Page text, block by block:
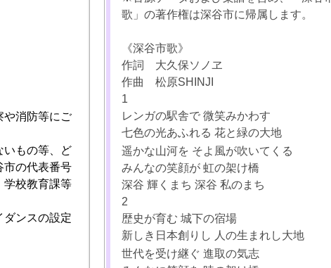
や消防等にご
いもの等、ど
市の代表番号
学校教育課等
ダンスの設定
歌」の著作権は深谷市に帰属します。
《深谷市歌》
作詞 大久保ソノヱ
作曲 松原SHINJI
1
レンガの駅舎で 微笑みかわす
七色の光あふれる 花と緑の大地
遥かな山河を そよ風が吹いてくる
みんなの笑顔が 虹の架け橋
深谷 輝くまち 深谷 私のまち
2
歴史が育む 城下の宿場
新しき日本創りし 人の生まれし大地
世代を受け継ぐ 進取の気志